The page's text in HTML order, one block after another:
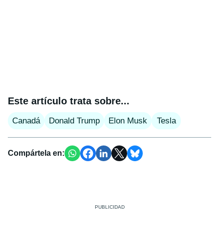
Este artículo trata sobre...
Canadá Donald Trump Elon Musk Tesla
Compártela en: